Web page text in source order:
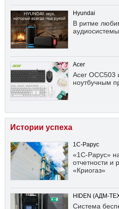
Hyundai
В ритме
Acer
Acer OCC503
ноутбучным
Истории успеха
1С-Рарус
«1С-Рарус»
отчетности и
«Криогаз»
HIDEN (АДМ-
Система